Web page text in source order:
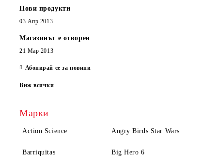
Нови продукти
03 Апр 2013
Магазинът е отворен
21 Мар 2013
Абонирай се за новини
Виж всички
Марки
Action Science Angry Birds Star Wars
Barriquitas Big Hero 6